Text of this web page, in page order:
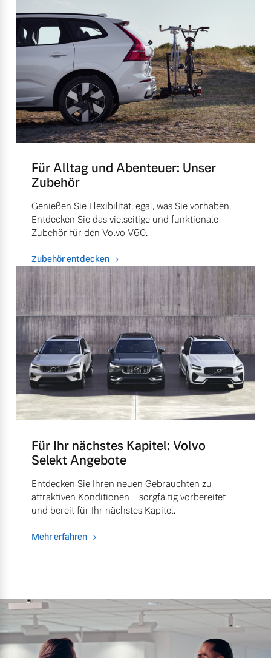
Für Alltag und Abenteuer: Unser
Zubehör
Genießen Sie Flexibilität, egal, was Sie vorhaben.
Entdecken Sie das vielseitige und funktionale
Zubehör für den Volvo V60.
Zubehör entdecken
Für Ihr nächstes Kapitel: Volvo
Selekt Angebote
Entdecken Sie Ihren neuen Gebrauchten zu
attraktiven Konditionen - sorgfältig vorbereitet
und bereit für Ihr nächstes Kapitel.
Mehr erfahren